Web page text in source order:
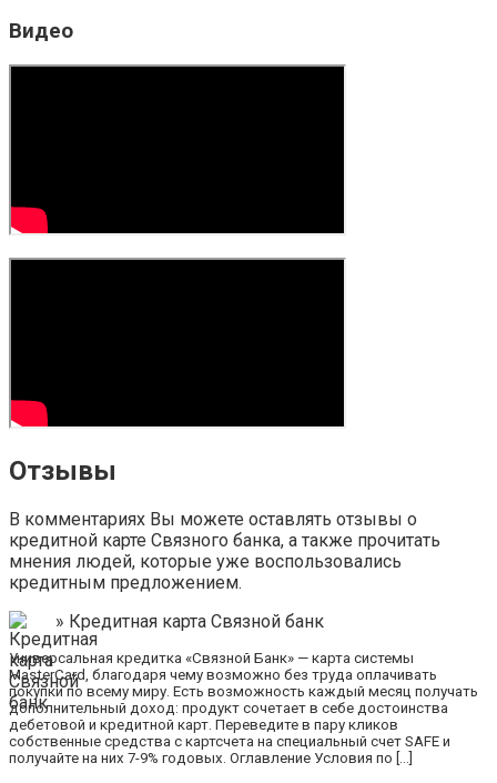
Видео
Отзывы
В комментариях Вы можете оставлять отзывы о
кредитной карте Связного банка, а также прочитать
мнения людей, которые уже воспользовались
кредитным предложением.
» Кредитная карта Связной банк
Универсальная кредитка «Связной Банк» — карта системы
MasterCard, благодаря чему возможно без труда оплачивать
покупки по всему миру. Есть возможность каждый месяц получать
дополнительный доход: продукт сочетает в себе достоинства
дебетовой и кредитной карт. Переведите в пару кликов
собственные средства с картсчета на специальный счет SAFE и
получайте на них 7-9% годовых. Оглавление Условия по […]